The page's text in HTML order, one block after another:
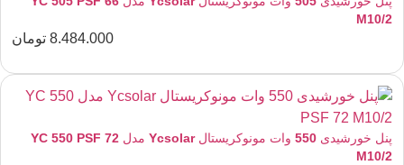
M10/2
8.484.000 تومان
پنل خورشیدی 550 وات مونوکریستال Ycsolar مدل YC 550 PSF 72
M10/2